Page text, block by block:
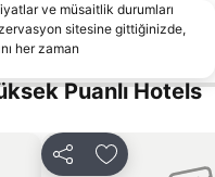
Belediye Marina
Point Plajı
Caretta Dalyan Culture and Tourism Festival
ve müsaitlik durumları
sitesine gittiğinizde,
her zaman
Puanlı Hotels
Paylaş Favorilerime